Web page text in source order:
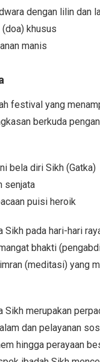
dengan lilin dan
khusus
manis
festival yang
berkuda
bela diri Sikh (Gatka)
senjata
puisi heroik
Sikh pada hari-hari
bhakti
(meditasi) yang
Sikh merupakan
dan pelayanan
hingga perayaan